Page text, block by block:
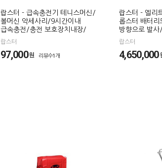
랍스터 - 급속충전기 테니스머신/
볼머신 악세사리/9시간이내
급속충전/충전 보호장치내장/
랍스터
97,000원 리뷰수1개
랍스터 - 엘리
롭스터 배터리
방향으로 발
랍스터
4,650,000